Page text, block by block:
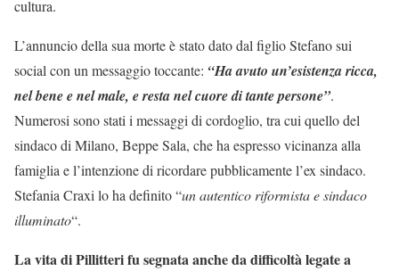
cultura.
L’annuncio della sua morte è stato dato dal figlio Stefano sui
social con un messaggio toccante: “Ha avuto un’esistenza ricca,
nel bene e nel male, e resta nel cuore di tante persone”.
Numerosi sono stati i messaggi di cordoglio, tra cui quello del
sindaco di Milano, Beppe Sala, che ha espresso vicinanza alla
famiglia e l’intenzione di ricordare pubblicamente l’ex sindaco.
Stefania Craxi lo ha definito “un autentico riformista e sindaco
illuminato“.
La vita di Pillitteri fu segnata anche da difficoltà legate a